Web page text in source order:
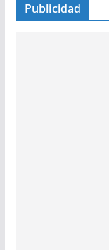
Publicidad